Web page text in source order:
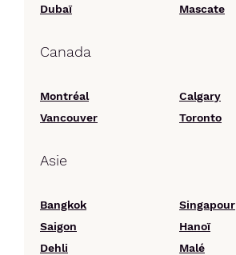
Dubaï
Mascate
Canada
Montréal
Calgary
Vancouver
Toronto
Asie
Bangkok
Singapour
Saigon
Hanoï
Dehli
Malé